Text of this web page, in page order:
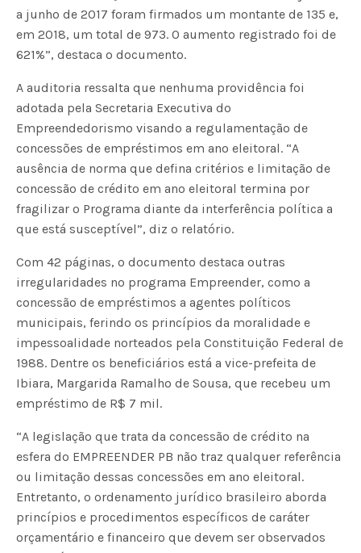
a junho de 2017 foram firmados um montante de 135 e,
em 2018, um total de 973. O aumento registrado foi de
621%”, destaca o documento.
A auditoria ressalta que nenhuma providência foi
adotada pela Secretaria Executiva do
Empreendedorismo visando a regulamentação de
concessões de empréstimos em ano eleitoral. “A
ausência de norma que defina critérios e limitação de
concessão de crédito em ano eleitoral termina por
fragilizar o Programa diante da interferência política a
que está susceptível”, diz o relatório.
Com 42 páginas, o documento destaca outras
irregularidades no programa Empreender, como a
concessão de empréstimos a agentes políticos
municipais, ferindo os princípios da moralidade e
impessoalidade norteados pela Constituição Federal de
1988. Dentre os beneficiários está a vice-prefeita de
Ibiara, Margarida Ramalho de Sousa, que recebeu um
empréstimo de R$ 7 mil.
“A legislação que trata da concessão de crédito na
esfera do EMPREENDER PB não traz qualquer referência
ou limitação dessas concessões em ano eleitoral.
Entretanto, o ordenamento jurídico brasileiro aborda
princípios e procedimentos específicos de caráter
orçamentário e financeiro que devem ser observados